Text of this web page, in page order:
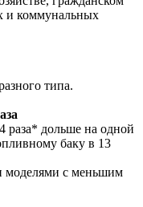
и коммунальных
типа.
раза* дольше на одной
баку в 13
моделями с меньшим